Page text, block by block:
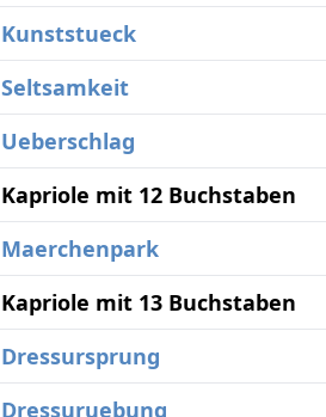
Kunststueck
Seltsamkeit
Ueberschlag
Kapriole mit 12 Buchstaben
Maerchenpark
Kapriole mit 13 Buchstaben
Dressursprung
Dressuruebung